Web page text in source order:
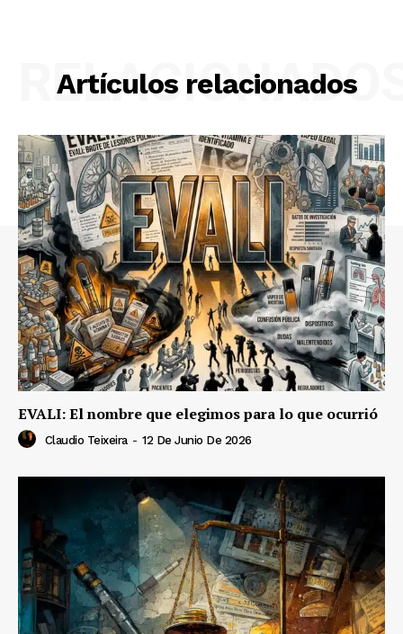
Artículos relacionados
EVALI: El nombre que elegimos para lo que ocurrió
Claudio Teixeira - 12 De Junio De 2026